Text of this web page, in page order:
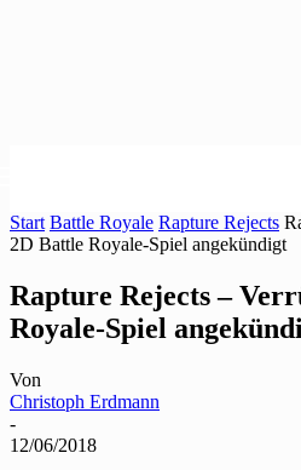
Start Battle Royale Rapture Rejects
2D Battle Royale-Spiel angekündigt
Rapture Rejects –
Royale-Spiel
Von
Christoph Erdmann
-
12/06/2018